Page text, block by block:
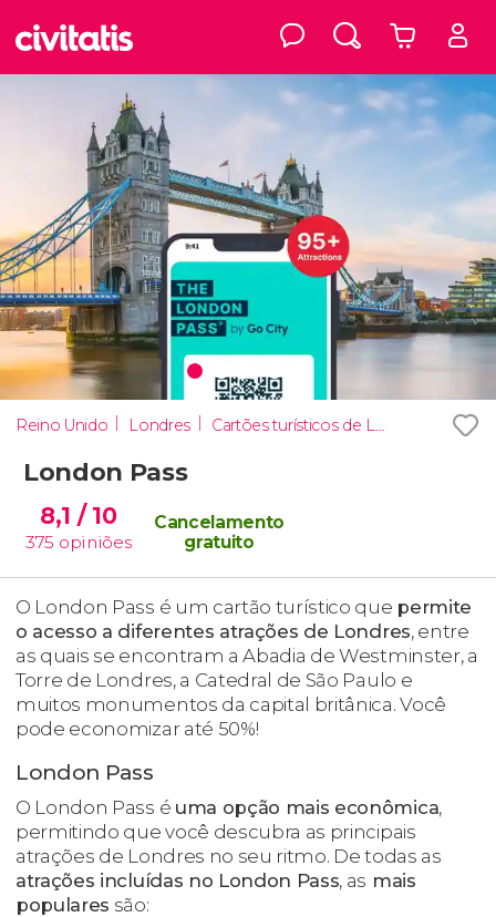
Reino Unido Londres Cartões turísticos de Londres
London Pass
8,1 / 10
375 opiniões
Cancelamento
gratuito
O London Pass é um cartão turístico que permite
o acesso a diferentes atrações de Londres, entre
as quais se encontram a Abadia de Westminster, a
Torre de Londres, a Catedral de São Paulo e
muitos monumentos da capital britânica. Você
pode economizar até 50%!
London Pass
O London Pass é uma opção mais econômica,
permitindo que você descubra as principais
atrações de Londres no seu ritmo. De todas as
atrações incluídas no London Pass, as mais
populares são: